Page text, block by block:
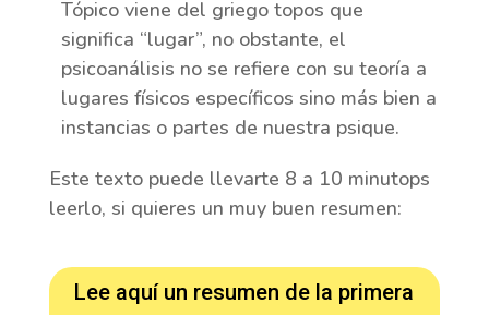
Tópico viene del griego topos que
significa “lugar”, no obstante, el
psicoanálisis no se refiere con su teoría a
lugares físicos específicos sino más bien a
instancias o partes de nuestra psique.
Este texto puede llevarte 8 a 10 minutops
leerlo, si quieres un muy buen resumen:
Lee aquí un resumen de la primera